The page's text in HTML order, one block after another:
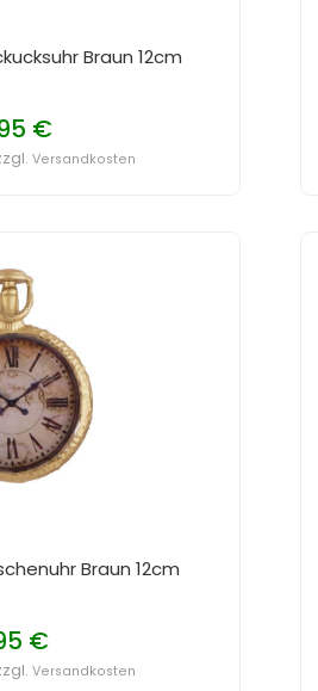
Braun 12cm
€
Versandkosten
Braun 12cm
€
Versandkosten